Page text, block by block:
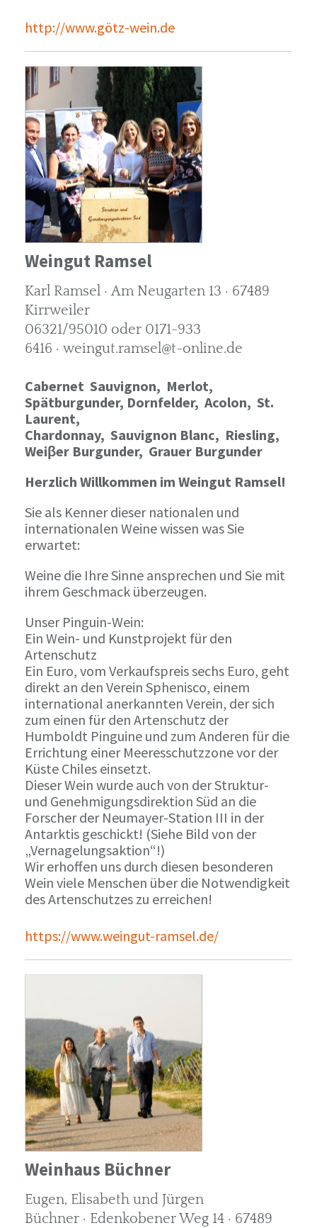
http://www.götz-wein.de
Weingut Ramsel
Karl Ramsel · Am Neugarten 13 · 67489
Kirrweiler
06321/95010 oder 0171-933
6416 · weingut.ramsel@t-online.de
Cabernet Sauvignon, Merlot,
Spätburgunder, Dornfelder, Acolon, St.
Laurent,
Chardonnay, Sauvignon Blanc, Riesling,
Weiβer Burgunder, Grauer Burgunder
Herzlich Willkommen im Weingut Ramsel!
Sie als Kenner dieser nationalen und
internationalen Weine wissen was Sie
erwartet:
Weine die Ihre Sinne ansprechen und Sie mit
ihrem Geschmack überzeugen.
Unser Pinguin-Wein:
Ein Wein- und Kunstprojekt für den
Artenschutz
Ein Euro, vom Verkaufspreis sechs Euro, geht
direkt an den Verein Sphenisco, einem
international anerkannten Verein, der sich
zum einen für den Artenschutz der
Humboldt Pinguine und zum Anderen für die
Errichtung einer Meeresschutzzone vor der
Küste Chiles einsetzt.
Dieser Wein wurde auch von der Struktur-
und Genehmigungsdirektion Süd an die
Forscher der Neumayer-Station III in der
Antarktis geschickt! (Siehe Bild von der
„Vernagelungsaktion“!)
Wir erhoffen uns durch diesen besonderen
Wein viele Menschen über die Notwendigkeit
des Artenschutzes zu erreichen!
https://www.weingut-ramsel.de/
Weinhaus Büchner
Eugen, Elisabeth und Jürgen
Büchner · Edenkobener Weg 14 · 67489